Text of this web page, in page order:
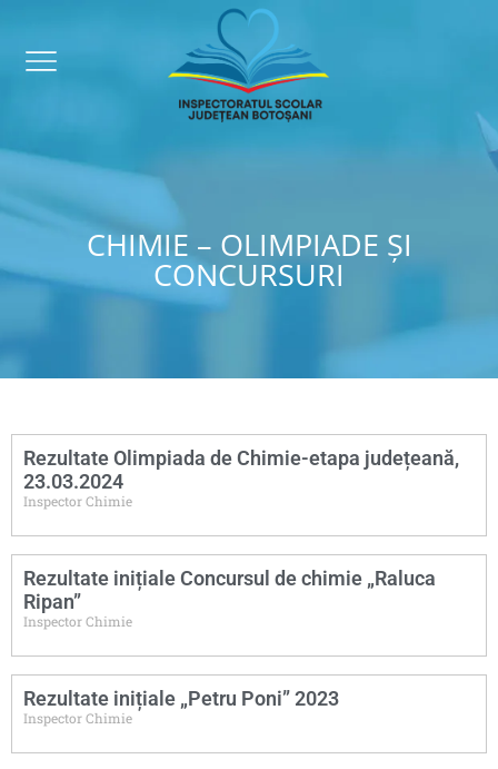
CHIMIE – OLIMPIADE ȘI
CONCURSURI
Rezultate Olimpiada de Chimie-etapa județeană,
23.03.2024
Inspector Chimie
Rezultate inițiale Concursul de chimie „Raluca
Ripan”
Inspector Chimie
Rezultate inițiale „Petru Poni” 2023
Inspector Chimie